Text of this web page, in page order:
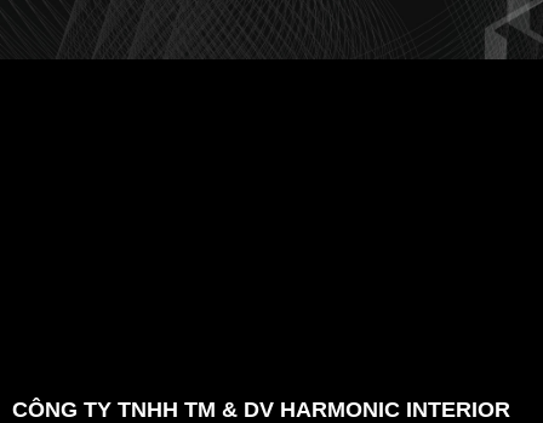
CÔNG TY TNHH TM & DV HARMONIC INTERIOR